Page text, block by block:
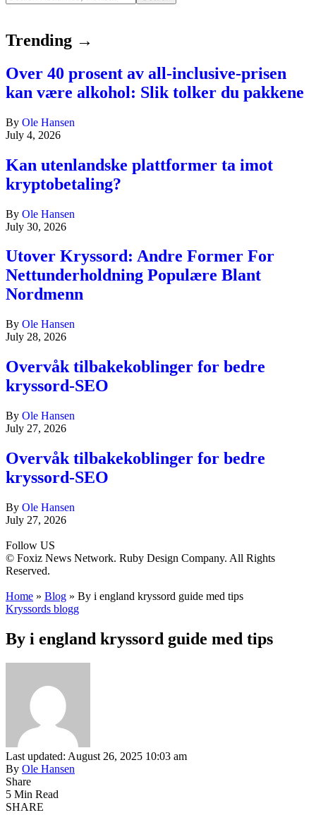
Trending →
Over 40 prosent av all-inclusive-prisen
kan være alkohol: Slik tolker du pakkene
By Ole Hansen
July 4, 2026
Kan utenlandske plattformer ta imot
kryptobetaling?
By Ole Hansen
July 30, 2026
Utover Kryssord: Andre Former For
Nettunderholdning Populære Blant
Nordmenn
By Ole Hansen
July 28, 2026
Overvåk tilbakekoblinger for bedre
kryssord-SEO
By Ole Hansen
July 27, 2026
Overvåk tilbakekoblinger for bedre
kryssord-SEO
By Ole Hansen
July 27, 2026
Follow US
© Foxiz News Network. Ruby Design Company. All Rights
Reserved.
Home » Blog » By i england kryssord guide med tips
Kryssords blogg
By i england kryssord guide med tips
Last updated: August 26, 2025 10:03 am
By Ole Hansen
Share
5 Min Read
SHARE